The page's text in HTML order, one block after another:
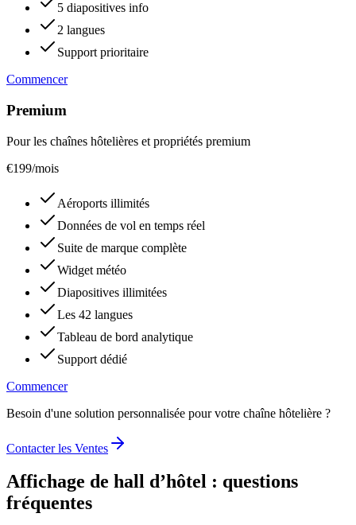
5 diapositives info
2 langues
Support prioritaire
Commencer
Premium
Pour les chaînes hôtelières et propriétés premium
€199/mois
Aéroports illimités
Données de vol en temps réel
Suite de marque complète
Widget météo
Diapositives illimitées
Les 42 langues
Tableau de bord analytique
Support dédié
Commencer
Besoin d'une solution personnalisée pour votre chaîne hôtelière ?
Contacter les Ventes
Affichage de hall d’hôtel : questions
fréquentes